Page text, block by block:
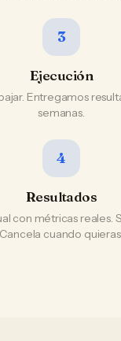
3
Ejecución
Entregamos
semanas.
4
Resultados
con métricas reales.
Cancela cuando